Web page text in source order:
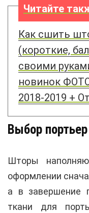
Читайте
Как сшить
(короткие,
своими
новинок
2018-2019 +
Выбор
Шторы
оформлении
а в завершение
ткани для